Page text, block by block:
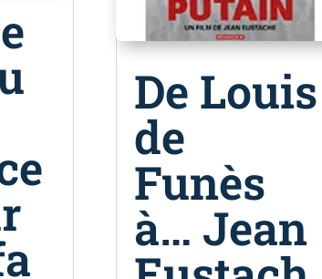
De Louis
de
Funès
à… Jean